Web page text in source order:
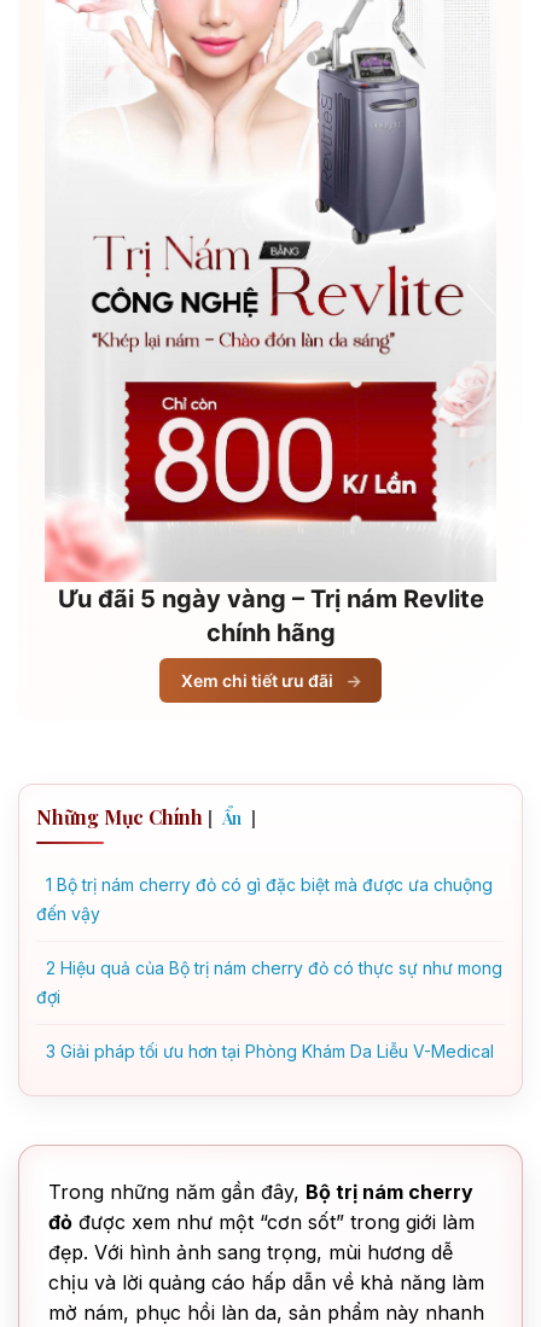
Ưu đãi 5 ngày vàng – Trị nám Revlite
chính hãng
Xem chi tiết ưu đãi →
Những Mục Chính [ Ẩn ]
1 Bộ trị nám cherry đỏ có gì đặc biệt mà được ưa chuộng
đến vậy
2 Hiệu quả của Bộ trị nám cherry đỏ có thực sự như mong
đợi
3 Giải pháp tối ưu hơn tại Phòng Khám Da Liễu V-Medical
Trong những năm gần đây, Bộ trị nám cherry
đỏ được xem như một “cơn sốt” trong giới làm
đẹp. Với hình ảnh sang trọng, mùi hương dễ
chịu và lời quảng cáo hấp dẫn về khả năng làm
mờ nám, phục hồi làn da, sản phẩm này nhanh